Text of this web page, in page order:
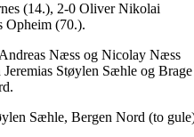
(14.), 2-0 Oliver Nikolai
Opheim (70.).
Næss og Nicolay Næss
Støylen Sæhle og Brage
Sæhle, Bergen Nord (to